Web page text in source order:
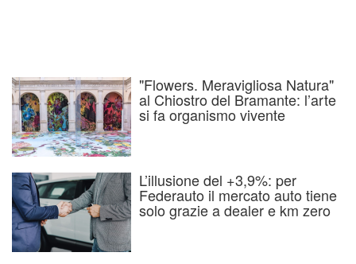
"Flowers. Meravigliosa Natura"
al Chiostro del Bramante: l’arte
si fa organismo vivente
L’illusione del +3,9%: per
Federauto il mercato auto tiene
solo grazie a dealer e km zero